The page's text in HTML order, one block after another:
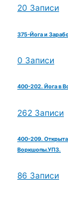
20 Записи
375-Йога и
0 Записи
400-202. Йога в
262 Записи
400-209.
Воркшопы.УПЗ.
86 Записи